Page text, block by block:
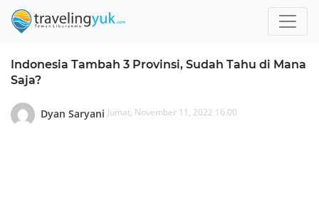
Indonesia Tambah 3 Provinsi, Sudah Tahu di Mana
Saja?
Dyan Saryani Jumat, November 11, 2022 16.00